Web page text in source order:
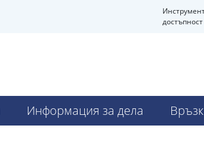
достъпност
Информация за дела